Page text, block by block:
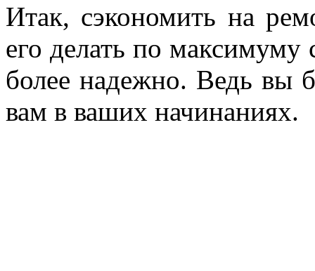
Итак, сэкономить на
его делать по
более надежно. Ведь вы
вам в ваших начинаниях.